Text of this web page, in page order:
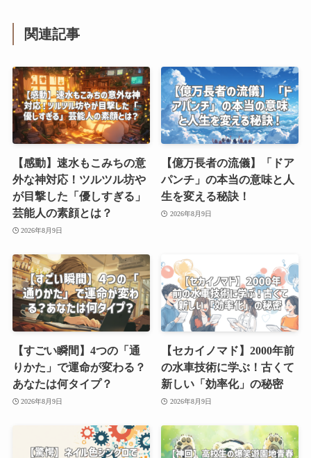
関連記事
【感動】速水もこみちの意
外な神対応！ツルツル坊や
が目撃した「優しすぎる」
芸能人の素顔とは？
2026年8月9日
【億万長者の流儀】「ドア
パンチ」の本当の意味と人
生を変える秘訣！
2026年8月9日
【すごい瞬間】4つの「通
りかた」で運命が変わる？
あなたは何タイプ？
2026年8月9日
【セカイノマド】2000年前
の水車技術に学ぶ！古くて
新しい「効率化」の秘密
2026年8月9日